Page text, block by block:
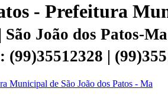
- Prefeitura
João dos Patos-Ma
|
Municipal de São João dos Patos - Ma